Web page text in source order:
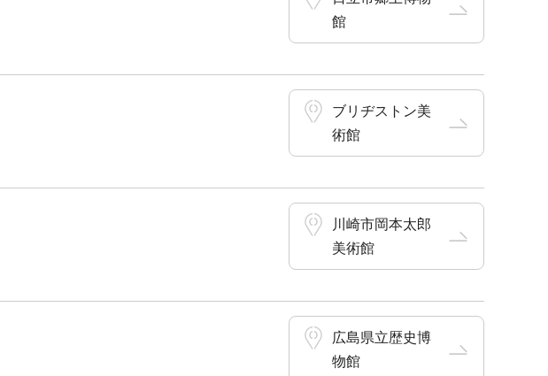
館
ブリヂストン美
術館
川崎市岡本太郎
美術館
広島県立歴史博
物館